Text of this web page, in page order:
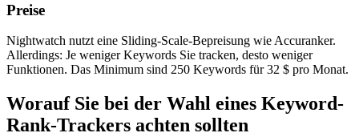
Preise
Nightwatch nutzt eine Sliding-Scale-Bepreisung wie Accuranker.
Allerdings: Je weniger Keywords Sie tracken, desto weniger
Funktionen. Das Minimum sind 250 Keywords für 32 $ pro Monat.
Worauf Sie bei der Wahl eines Keyword-
Rank-Trackers achten sollten